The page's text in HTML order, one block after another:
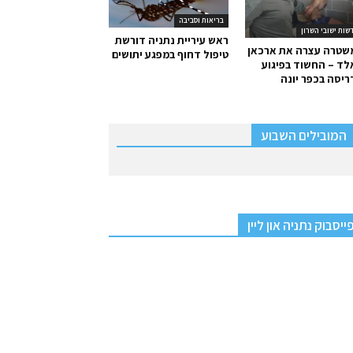
בריאות וסביבה
ראש עיריית נתניה דורשת
טיפול דחוף במפגע יתושים
ישובי השרון
עצרה את ארכאן
– החשוד בפיגוע
בכפר יונה
המובילים השבוע
פייסבוק נתניה און ליין